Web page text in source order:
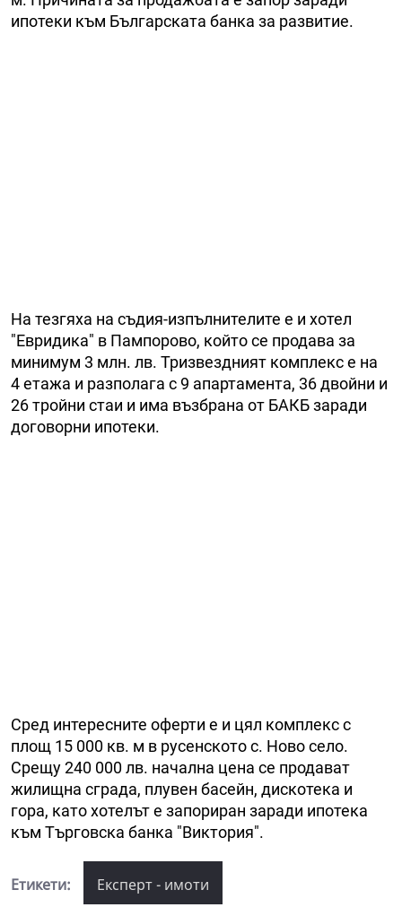
ипотеки към Българската банка за развитие.
На тезгяха на съдия-изпълнителите е и хотел
"Евридика" в Пампорово, който се продава за
минимум 3 млн. лв. Тризвездният комплекс е на
4 етажа и разполага с 9 апартамента, 36 двойни и
26 тройни стаи и има възбрана от БАКБ заради
договорни ипотеки.
Сред интересните оферти е и цял комплекс с
площ 15 000 кв. м в русенското с. Ново село.
Срещу 240 000 лв. начална цена се продават
жилищна сграда, плувен басейн, дискотека и
гора, като хотелът е запориран заради ипотека
към Търговска банка "Виктория".
Етикети: Експерт - имоти